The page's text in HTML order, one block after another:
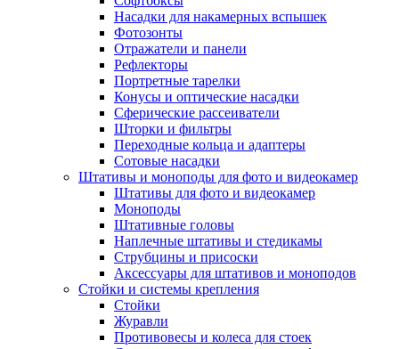
Насадки для накамерных вспышек
Фотозонты
Отражатели и панели
Рефлекторы
Портретные тарелки
Конусы и оптические насадки
Сферические рассеиватели
Шторки и фильтры
Переходные кольца и адаптеры
Сотовые насадки
Штативы и моноподы для фото и видеокамер
Штативы для фото и видеокамер
Моноподы
Штативные головы
Наплечные штативы и стедикамы
Струбцины и присоски
Аксессуары для штативов и моноподов
Стойки и системы крепления
Стойки
Журавли
Противовесы и колеса для стоек